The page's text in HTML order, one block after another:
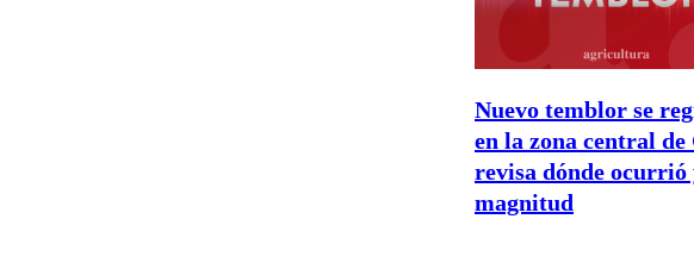
Nuevo temblor se
en la zona central
revisa dónde ocurrió
magnitud